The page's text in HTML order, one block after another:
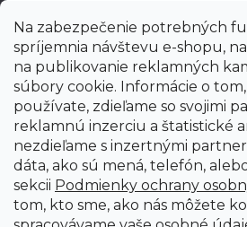
Na zabezpečenie potrebných
spríjemnia návštevu e-shopu,
na publikovanie reklamných
súbory cookie. Informácie o
používate, zdieľame so svojimi
reklamnú inzerciu a štatistické
nezdieľame s inzertnými
dáta, ako sú mená, telefón,
sekcii Podmienky ochrany
tom, kto sme, ako nás môžete